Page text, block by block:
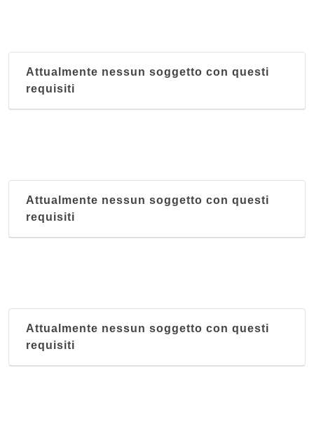
Attualmente nessun soggetto con questi
requisiti
Attualmente nessun soggetto con questi
requisiti
Attualmente nessun soggetto con questi
requisiti